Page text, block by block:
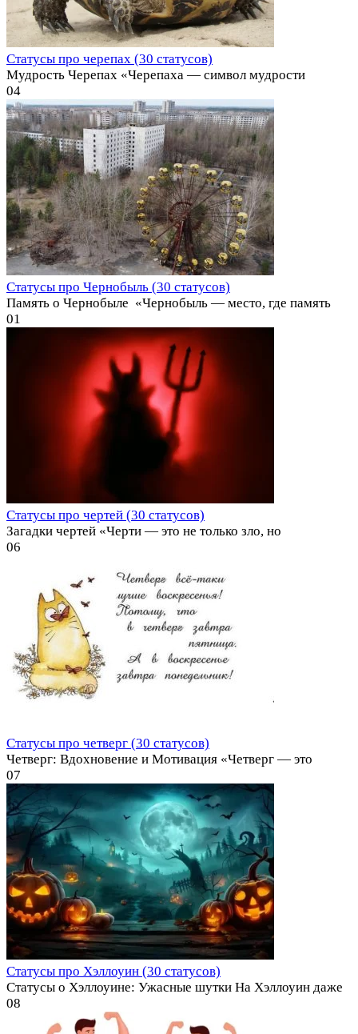
Статусы про черепах (30 статусов)
Мудрость Черепах «Черепаха — символ мудрости
04
Статусы про Чернобыль (30 статусов)
Память о Чернобыле ️ «Чернобыль — место, где память
01
Статусы про чертей (30 статусов)
Загадки чертей «Черти — это не только зло, но
06
Статусы про четверг (30 статусов)
Четверг: Вдохновение и Мотивация «Четверг — это
07
Статусы про Хэллоуин (30 статусов)
Статусы о Хэллоуине: Ужасные шутки На Хэллоуин даже
08